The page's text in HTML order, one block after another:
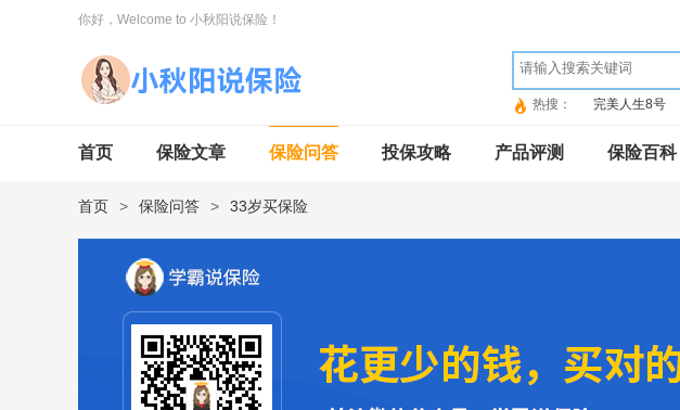
你好，Welcome to 小秋阳说保险！
热搜： 完美人生8号
首页 保险文章 保险问答 投保攻略 产品评测 保险百科
首页 > 保险问答 > 33岁买保险